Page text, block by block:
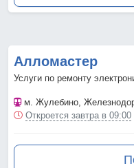
Алломастер
Услуги по ремонту
м. Жулебино,
Откроется завтра в 09:00